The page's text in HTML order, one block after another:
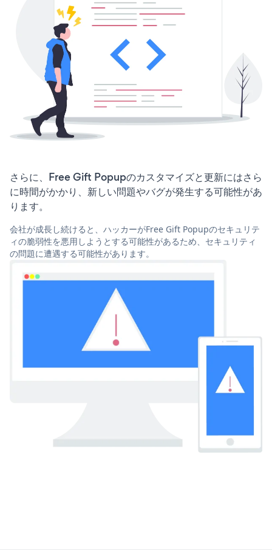
さらに、Free Gift Popupのカスタマイズと更新にはさら
に時間がかかり、新しい問題やバグが発生する可能性があ
ります。
会社が成長し続けると、ハッカーがFree Gift Popupのセキュリテ
ィの脆弱性を悪用しようとする可能性があるため、セキュリティ
の問題に遭遇する可能性があります。